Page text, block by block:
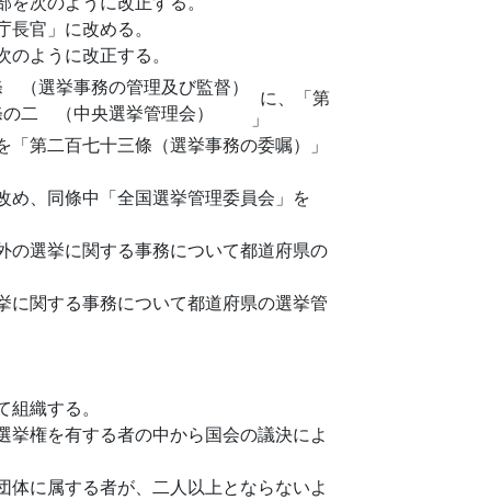
官」に改める。
ように改正する。
（選挙事務の管理及び監督）
二 （中央選挙管理会）
」
に、「第
第二百七十三條（選挙事務の委嘱）」
め、同條中「全国選挙管理委員会」を
の選挙に関する事務について都道府県の
関する事務について都道府県の選挙管
織する。
権を有する者の中から国会の議決によ
に属する者が、二人以上とならないよ